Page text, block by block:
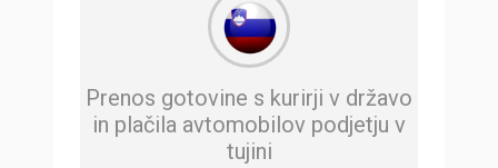
Prenos gotovine s kurirji v državo
in plačila avtomobilov podjetju v
tujini